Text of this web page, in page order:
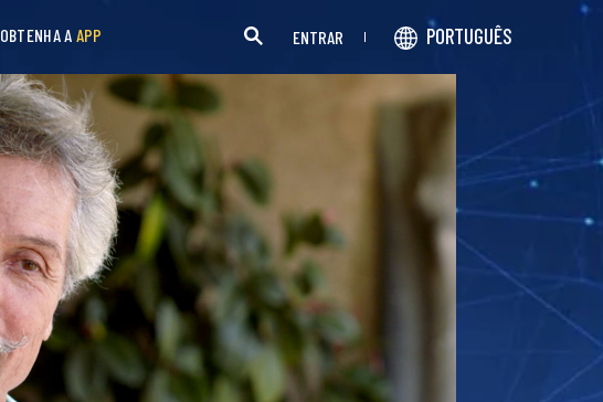
OBTENHA A APP ENTRAR PORTUGUÊS